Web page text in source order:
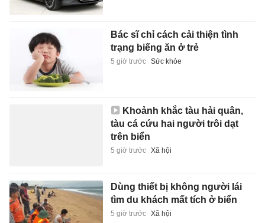
Bác sĩ chỉ cách cải thiện tình
trạng biếng ăn ở trẻ
5 giờ trước Sức khỏe
Khoảnh khắc tàu hải quân,
tàu cá cứu hai người trôi dạt
trên biển
5 giờ trước Xã hội
Dùng thiết bị không người lái
tìm du khách mất tích ở biển
5 giờ trước Xã hội